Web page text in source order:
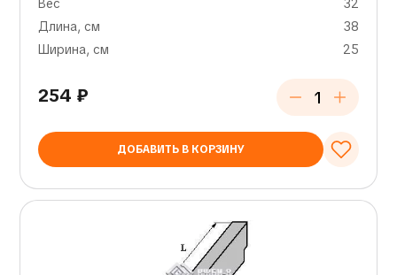
Вес
32
Длина, см
38
Ширина, см
25
254 ₽
ДОБАВИТЬ В КОРЗИНУ